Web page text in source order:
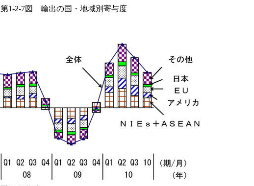
第1-2-7図 輸出の国・地域別寄与度